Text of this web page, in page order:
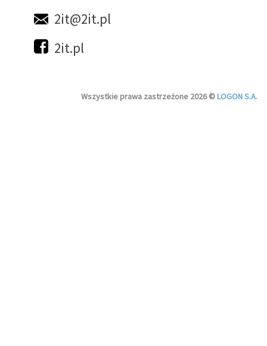
2it@2it.pl
2it.pl
Wszystkie prawa zastrzeżone 2026 ©LOGON S.A.